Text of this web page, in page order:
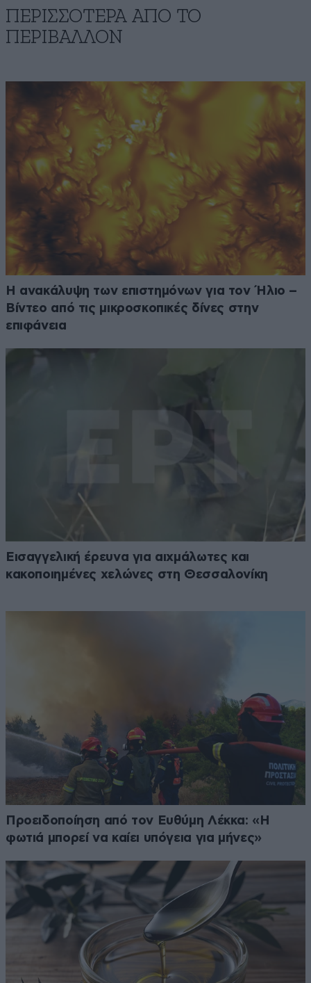
ΠΕΡΙΣΣΟΤΕΡΑ ΑΠΟ ΤΟ
ΠΕΡΙΒΑΛΛΟΝ
Η ανακάλυψη των επιστημόνων για τον Ήλιο –
Βίντεο από τις μικροσκοπικές δίνες στην
επιφάνεια
Εισαγγελική έρευνα για αιχμάλωτες και
κακοποιημένες χελώνες στη Θεσσαλονίκη
Προειδοποίηση από τον Ευθύμη Λέκκα: «Η
φωτιά μπορεί να καίει υπόγεια για μήνες»